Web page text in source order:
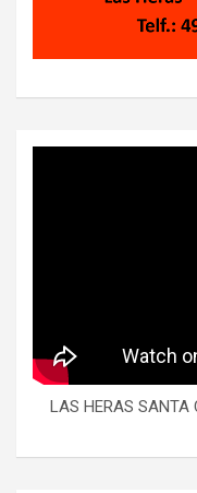
LAS HERAS SANTA